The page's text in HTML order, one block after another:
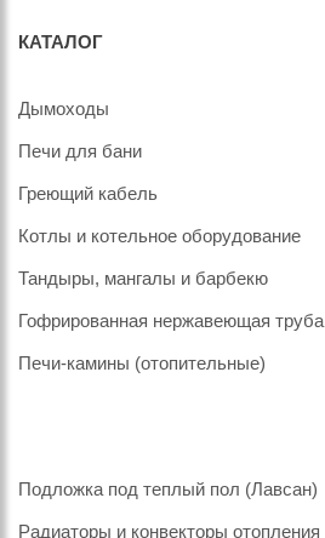
КАТАЛОГ
Дымоходы
Печи для бани
Греющий кабель
Котлы и котельное оборудование
Тандыры, мангалы и барбекю
Гофрированная нержавеющая труба
Печи-камины (отопительные)
Подложка под теплый пол (Лавсан)
Радиаторы и конвекторы отопления